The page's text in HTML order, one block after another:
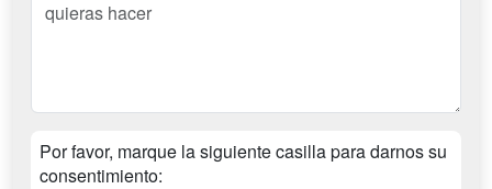
Por favor, marque la siguiente casilla para darnos su
consentimiento: